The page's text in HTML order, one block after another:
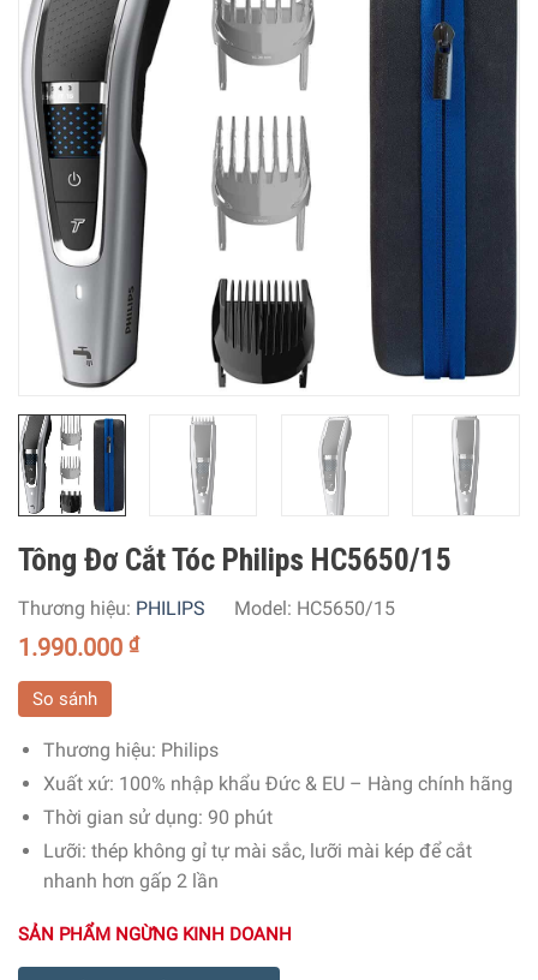
Tông Đơ Cắt Tóc Philips HC5650/15
Thương hiệu: PHILIPS Model: HC5650/15
1.990.000 ₫
So sánh
Thương hiệu: Philips
Xuất xứ: 100% nhập khẩu Đức & EU – Hàng chính hãng
Thời gian sử dụng: 90 phút
Lưỡi: thép không gỉ tự mài sắc, lưỡi mài kép để cắt
nhanh hơn gấp 2 lần
SẢN PHẨM NGỪNG KINH DOANH